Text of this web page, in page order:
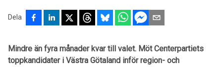
Dela
Mindre än fyra månader kvar till valet. Möt Centerpartiets
toppkandidater i Västra Götaland inför region- och